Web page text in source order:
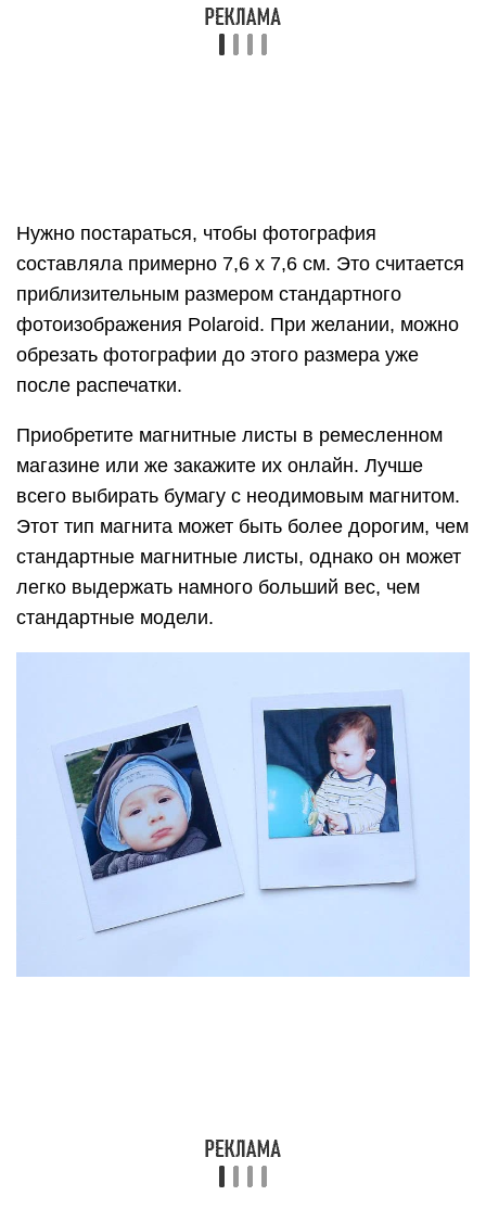
Нужно постараться, чтобы фотография
составляла примерно 7,6 х 7,6 см. Это считается
приблизительным размером стандартного
фотоизображения Polaroid. При желании, можно
обрезать фотографии до этого размера уже
после распечатки.
Приобретите магнитные листы в ремесленном
магазине или же закажите их онлайн. Лучше
всего выбирать бумагу с неодимовым магнитом.
Этот тип магнита может быть более дорогим, чем
стандартные магнитные листы, однако он может
легко выдержать намного больший вес, чем
стандартные модели.